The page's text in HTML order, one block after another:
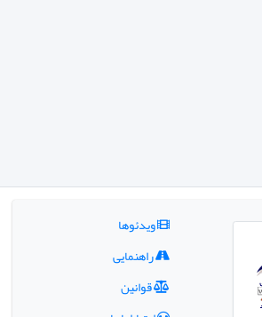
ویدئوها
راهنمایی
قوانین